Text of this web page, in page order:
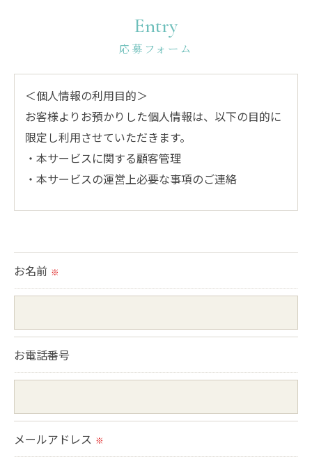
応募フォーム
Entry
＜個人情報の利用目的＞
お客様よりお預かりした個人情報は、以下の目的に
限定し利用させていただきます。
・本サービスに関する顧客管理
・本サービスの運営上必要な事項のご連絡
られた場合を除き、
当社では、利用目的の達成に必要な範囲において、
お名前 ※
お電話番号
メールアドレス ※